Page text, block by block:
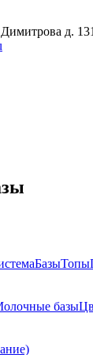
д. 131
БазыТопы
базы